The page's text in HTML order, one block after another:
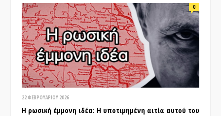
22 ΦΕΒΡΟΥΑΡΊΟΥ 2026
0
Η ρωσική έμμονη ιδέα: Η υποτιμημένη αιτία αυτού του